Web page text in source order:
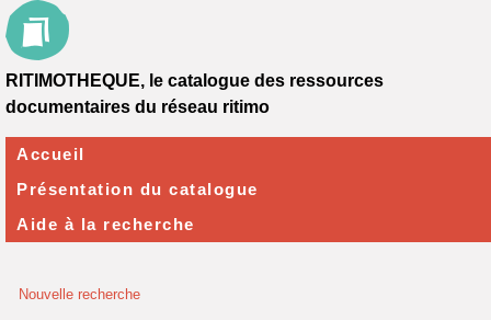
Nouvelle recherche
RITIMOTHEQUE, le catalogue des ressources
documentaires du réseau ritimo
Accueil
Présentation du catalogue
Aide à la recherche